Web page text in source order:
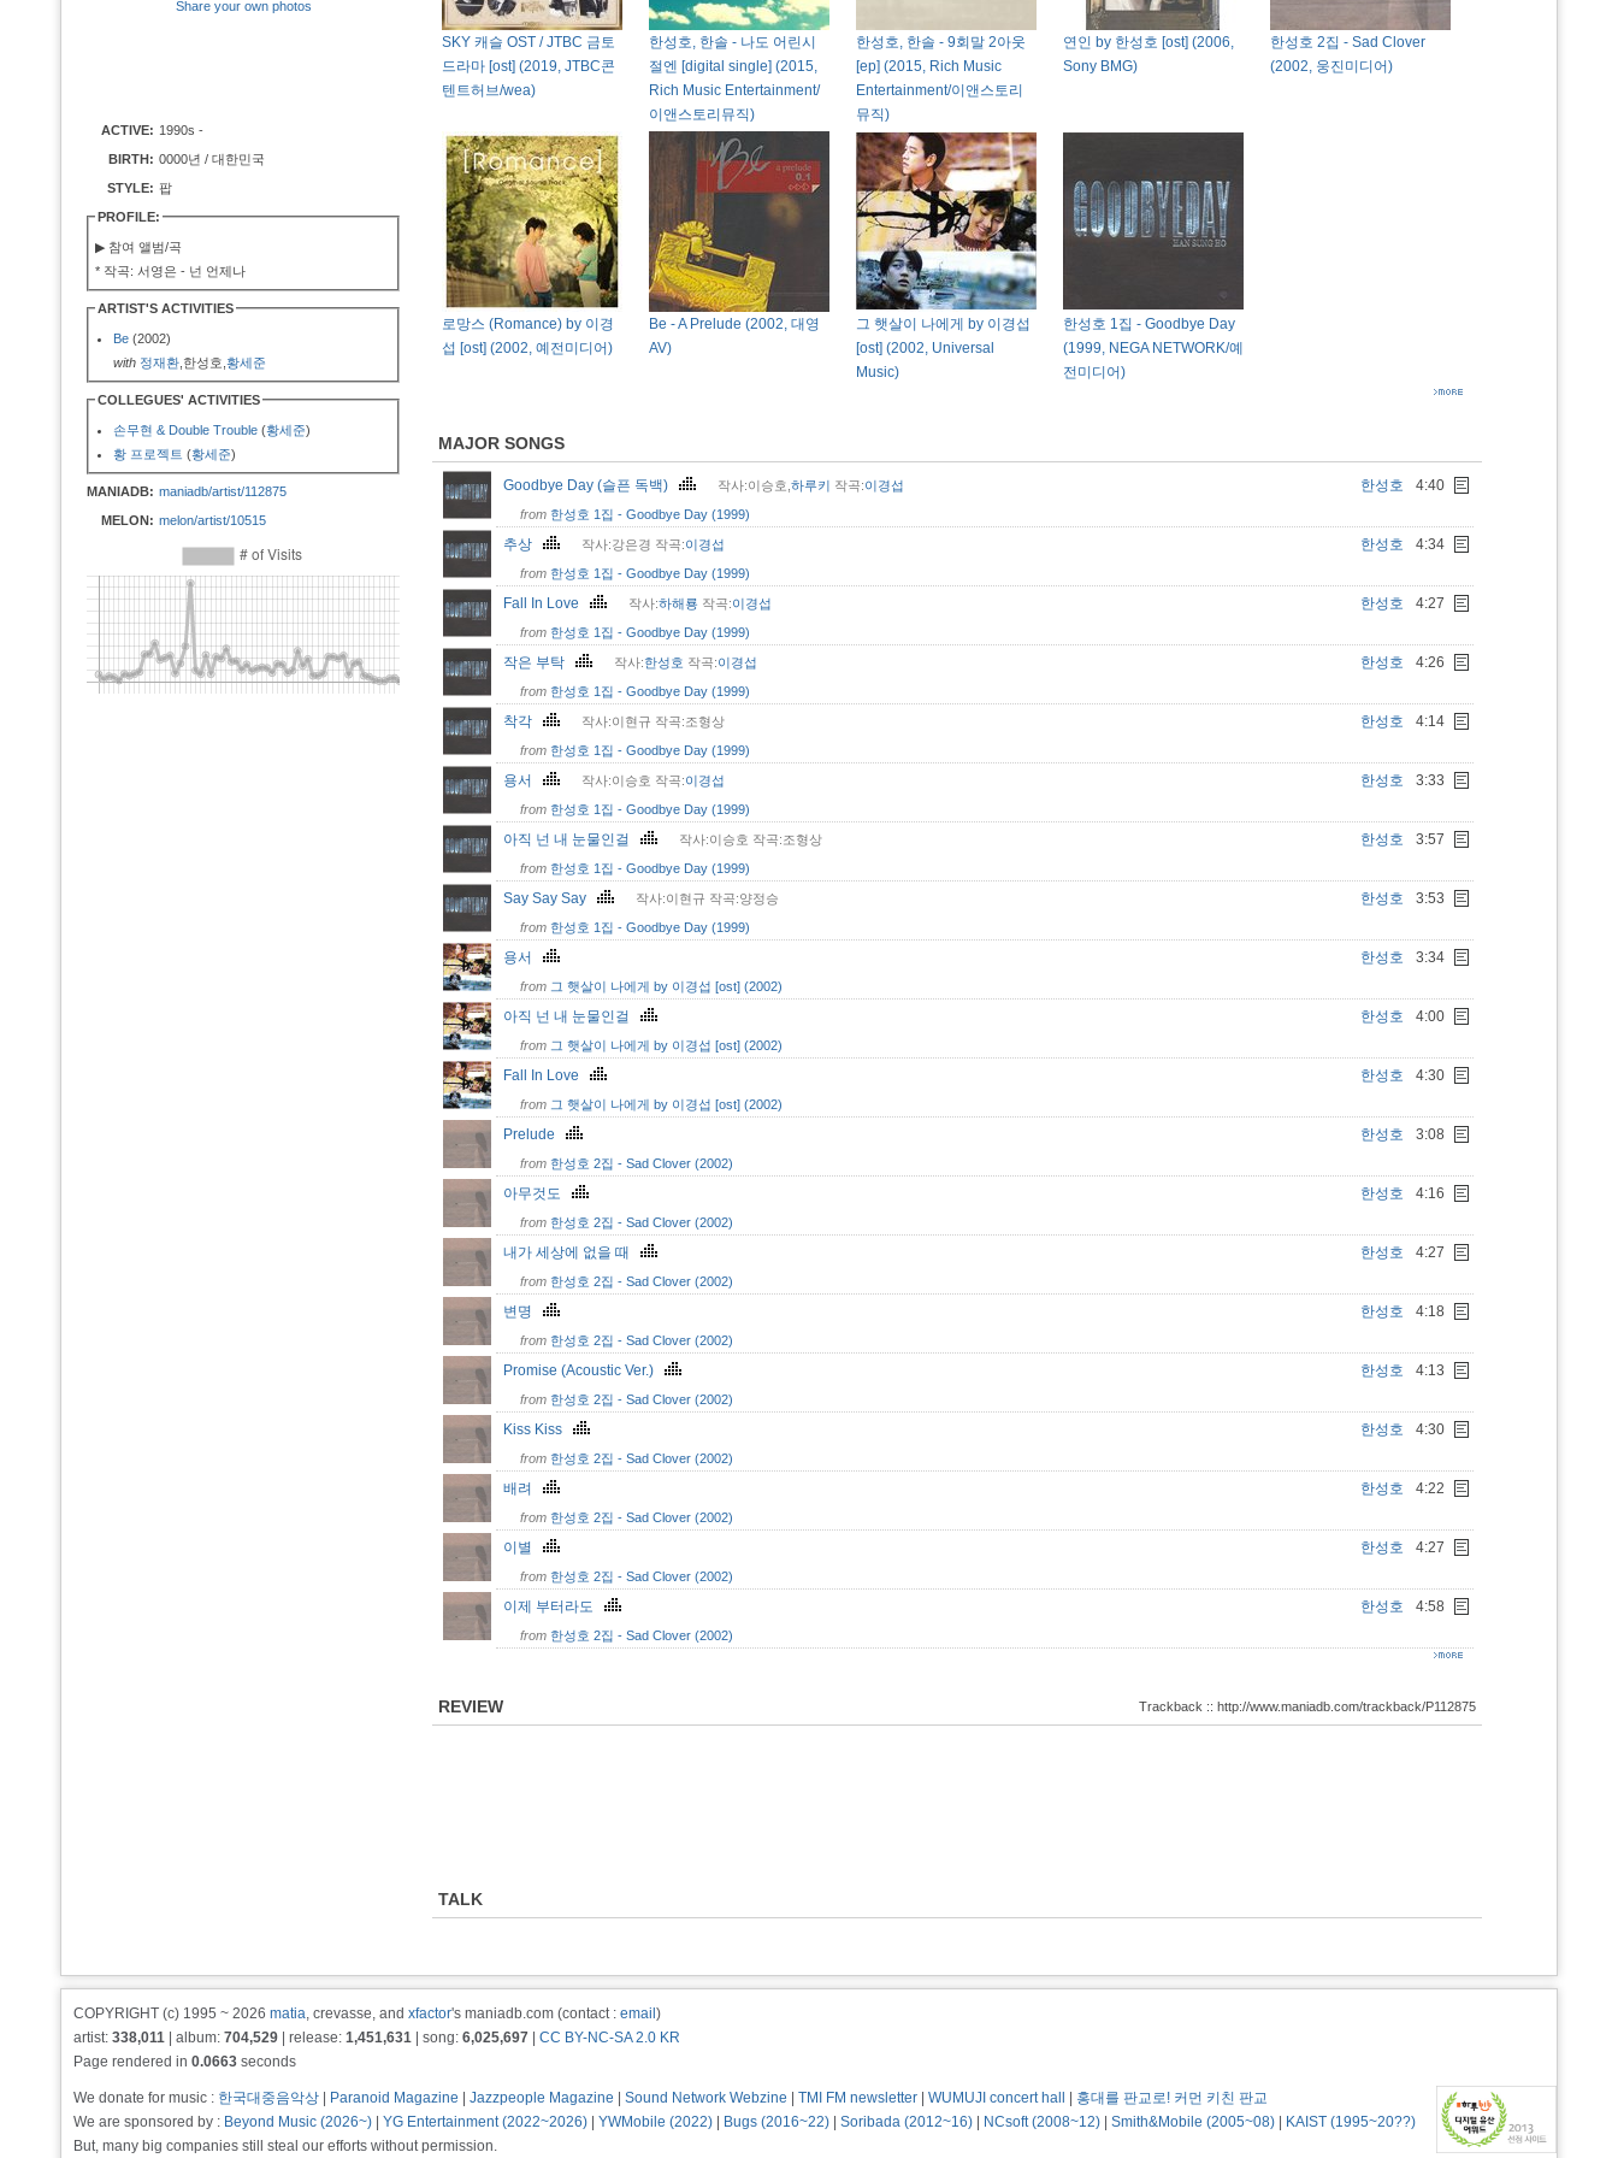
Share your own photos
ACTIVE: 1990s -
BIRTH: 0000년 / 대한민국
STYLE: 팝
PROFILE:
▶ 참여 앨범/곡
* 작곡: 서영은 - 넌 언제나
ARTIST'S ACTIVITIES
Be (2002)
with 정재환 ,한성호, 황세준
COLLEGUES' ACTIVITIES
손무현 & Double Trouble (황세준)
황 프로젝트 (황세준)
MANIADB: maniadb/artist/112875
MELON: melon/artist/10515
SKY 캐슬 OST / JTBC 금토
드라마 [ost] (2019, JTBC콘
텐트허브/wea)
한성호, 한솔 - 나도 어린시
절엔 [digital single] (2015,
Rich Music Entertainment/
이앤스토리뮤직)
한성호, 한솔 - 9회말 2아웃
[ep] (2015, Rich Music
Entertainment/이앤스토리
뮤직)
연인 by 한성호 [ost] (2006,
Sony BMG)
한성호 2집 - Sad Clover
(2002, 웅진미디어)
로망스 (Romance) by 이경
섭 [ost] (2002, 예전미디어)
Be - A Prelude (2002, 대영
AV)
그 햇살이 나에게 by 이경섭
[ost] (2002, Universal
Music)
한성호 1집 - Goodbye Day
(1999, NEGA NETWORK/예
전미디어)
MAJOR SONGS
Goodbye Day (슬픈 독백) 작사:이승호, 하루키 작곡:이경섭 한성호 4:40
from 한성호 1집 - Goodbye Day (1999)
추상 작사:강은경 작곡:이경섭 한성호 4:34
from 한성호 1집 - Goodbye Day (1999)
Fall In Love 작사:하해룡 작곡:이경섭 한성호 4:27
from 한성호 1집 - Goodbye Day (1999)
작은 부탁 작사:한성호 작곡:이경섭 한성호 4:26
from 한성호 1집 - Goodbye Day (1999)
착각 작사:이현규 작곡:조형상 한성호 4:14
from 한성호 1집 - Goodbye Day (1999)
용서 작사:이승호 작곡:이경섭 한성호 3:33
from 한성호 1집 - Goodbye Day (1999)
아직 넌 내 눈물인걸 작사:이승호 작곡:조형상 한성호 3:57
from 한성호 1집 - Goodbye Day (1999)
Say Say Say 작사:이현규 작곡:양정승 한성호 3:53
from 한성호 1집 - Goodbye Day (1999)
용서 한성호 3:34
from 그 햇살이 나에게 by 이경섭 [ost] (2002)
아직 넌 내 눈물인걸 한성호 4:00
from 그 햇살이 나에게 by 이경섭 [ost] (2002)
Fall In Love 한성호 4:30
from 그 햇살이 나에게 by 이경섭 [ost] (2002)
Prelude 한성호 3:08
from 한성호 2집 - Sad Clover (2002)
아무것도 한성호 4:16
from 한성호 2집 - Sad Clover (2002)
내가 세상에 없을 때 한성호 4:27
from 한성호 2집 - Sad Clover (2002)
변명 한성호 4:18
from 한성호 2집 - Sad Clover (2002)
Promise (Acoustic Ver.) 한성호 4:13
from 한성호 2집 - Sad Clover (2002)
Kiss Kiss 한성호 4:30
from 한성호 2집 - Sad Clover (2002)
배려 한성호 4:22
from 한성호 2집 - Sad Clover (2002)
이별 한성호 4:27
from 한성호 2집 - Sad Clover (2002)
이제 부터라도 한성호 4:58
from 한성호 2집 - Sad Clover (2002)
REVIEW Trackback :: http://www.maniadb.com/trackback/P112875
TALK
COPYRIGHT (c) 1995 ~ 2026 matia, crevasse, and xfactor's maniadb.com (contact : email )
artist: 338,011 | album: 704,529 | release: 1,451,631 | song: 6,025,697
CC BY-NC-SA 2.0 KR
Page rendered in 0.0663 seconds
We donate for music : 한국대중음악상 Paranoid Magazine Jazzpeople Magazine Sound Network Webzine TMI FM newsletter WUMUJI concert hall
홍대를 판교로! 커먼 키친 판교
We are sponsored by : Beyond Music (2026~) YG Entertainment (2022~2026) YWMobile (2022) Bugs (2016~22) Soribada (2012~16) NCsoft (2008~12) Smith&Mobile (2005~08)
KAIST (1995~20??)
But, many big companies still steal our efforts without permission.